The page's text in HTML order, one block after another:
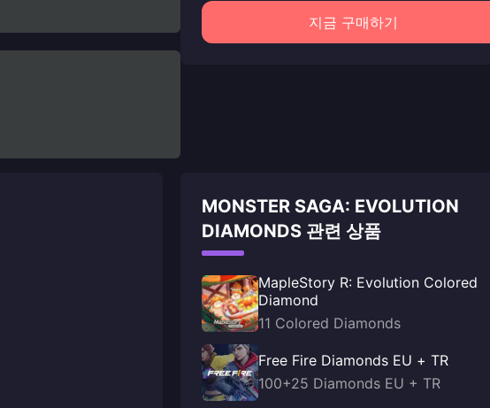
지금 구매하기
MONSTER SAGA: EVOLUTION
DIAMONDS 관련 상품
MapleStory R: Evolution Colored
Diamond
11 Colored Diamonds
Free Fire Diamonds EU + TR
100+25 Diamonds EU + TR